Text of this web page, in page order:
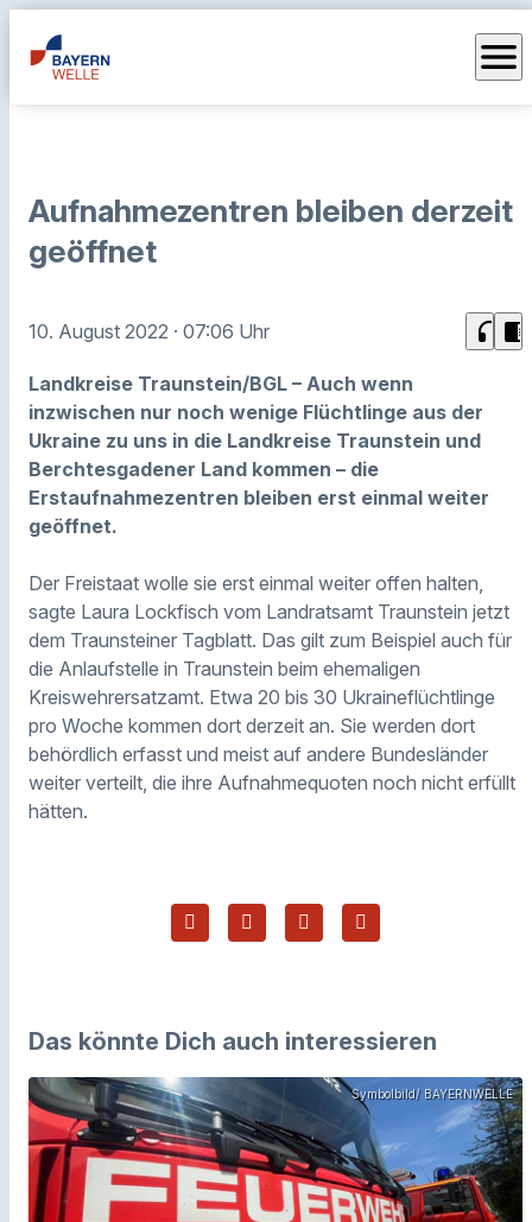
menu
Aufnahmezentren bleiben derzeit
geöffnet
10. August 2022 · 07:06 Uhr headphones chrome_reader_mode
Landkreise Traunstein/BGL – Auch wenn
inzwischen nur noch wenige Flüchtlinge aus der
Ukraine zu uns in die Landkreise Traunstein und
Berchtesgadener Land kommen – die
Erstaufnahmezentren bleiben erst einmal weiter
geöffnet.
Der Freistaat wolle sie erst einmal weiter offen halten,
sagte Laura Lockfisch vom Landratsamt Traunstein jetzt
dem Traunsteiner Tagblatt. Das gilt zum Beispiel auch für
die Anlaufstelle in Traunstein beim ehemaligen
Kreiswehrersatzamt. Etwa 20 bis 30 Ukraineflüchtlinge
pro Woche kommen dort derzeit an. Sie werden dort
behördlich erfasst und meist auf andere Bundesländer
weiter verteilt, die ihre Aufnahmequoten noch nicht erfüllt
hätten.
Das könnte Dich auch interessieren
Symbolbild/ BAYERNWELLE